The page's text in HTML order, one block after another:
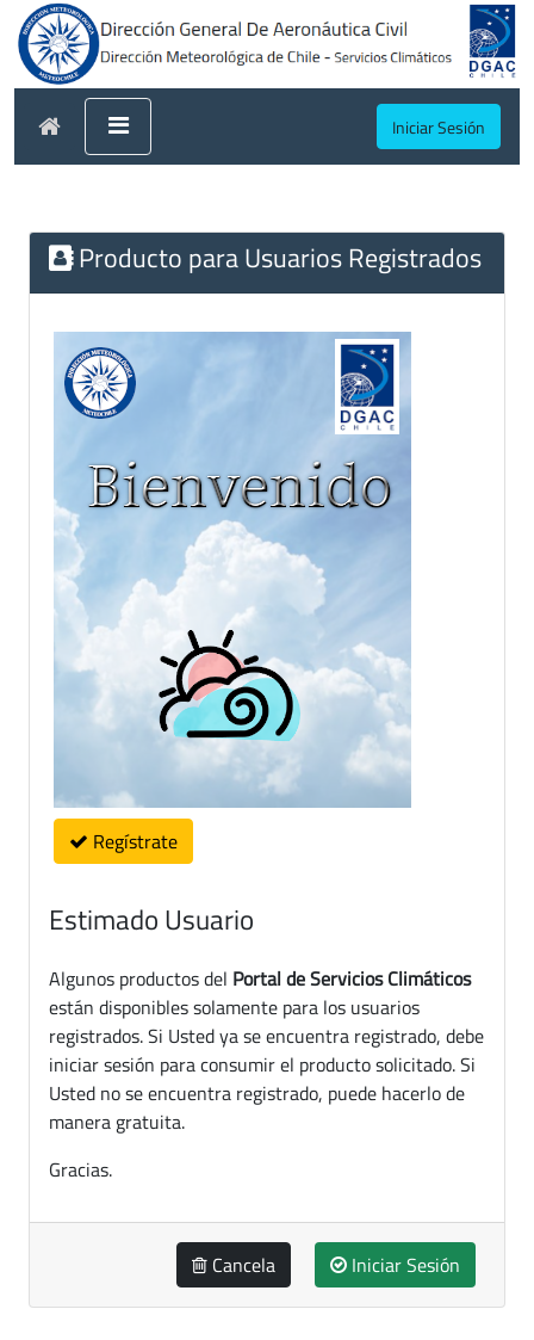
Iniciar Sesión
Producto para Usuarios Registrados
Regístrate
Estimado Usuario
Algunos productos del Portal de Servicios Climáticos
están disponibles solamente para los usuarios
registrados. Si Usted ya se encuentra registrado, debe
iniciar sesión para consumir el producto solicitado. Si
Usted no se encuentra registrado, puede hacerlo de
manera gratuita.
Gracias.
Cancela Iniciar Sesión